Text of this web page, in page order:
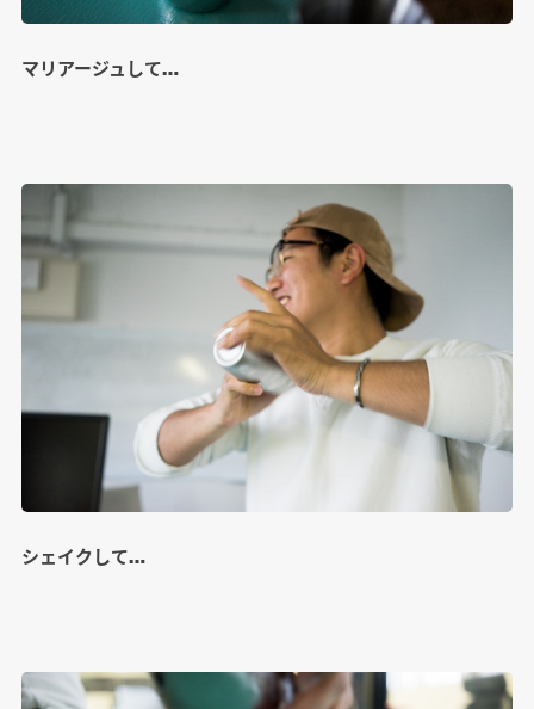
マリアージュして…
シェイクして…